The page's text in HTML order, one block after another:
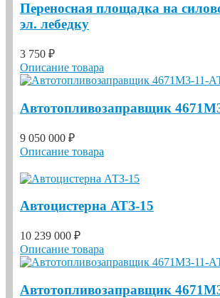
Переносная площадка на
эл. лебедку
3 750 ₽
Описание товара
Автотопливозаправщик
9 050 000 ₽
Описание товара
Автоцистерна АТЗ-15
10 239 000 ₽
Описание товара
Автотопливозаправщик